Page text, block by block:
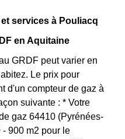
services à Pouliacq
en Aquitaine
GRDF peut varier en
Le prix pour
d'un compteur de gaz à
suivante : * Votre
gaz 64410 (Pyrénées-
900 m2 pour le